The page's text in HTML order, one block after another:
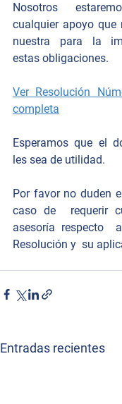
Nosotros
cualquier apoyo que
nuestra para la
estas obligaciones.
Ver Resolución
completa
Esperamos que el
les sea de utilidad.
Por favor no duden
caso de  requerir
asesoría respecto
Resolución y  su
Entradas recientes